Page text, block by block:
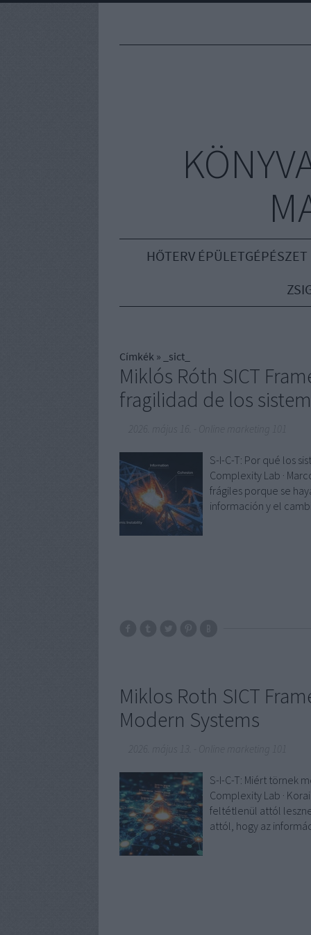
HŐTERV ÉPÜLETGÉPÉSZET
Címkék » _sict_
Miklós Róth SICT
fragilidad de los
S-I-C-T: Por qué los
Complexity Lab ·
frágiles porque se
información y el
Miklos Roth SICT
Modern Systems
S-I-C-T: Miért törnek
Complexity Lab ·
feltétlenül attól
attól, hogy az